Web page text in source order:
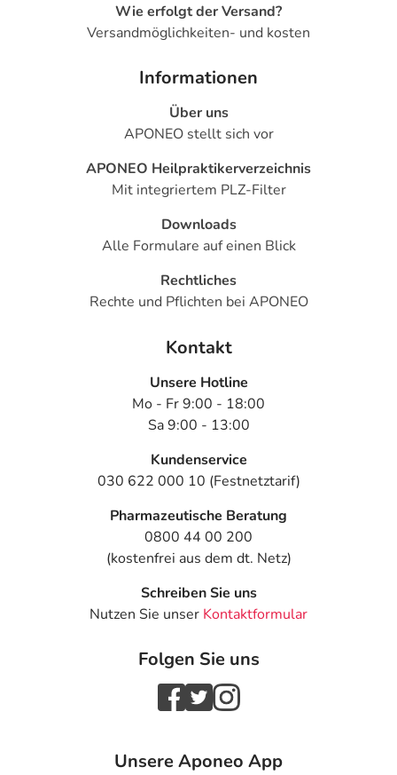
Wie erfolgt der Versand?
Versandmöglichkeiten- und kosten
Informationen
Über uns
APONEO stellt sich vor
APONEO Heilpraktikerverzeichnis
Mit integriertem PLZ-Filter
Downloads
Alle Formulare auf einen Blick
Rechtliches
Rechte und Pflichten bei APONEO
Kontakt
Unsere Hotline
Mo - Fr 9:00 - 18:00
Sa 9:00 - 13:00
Kundenservice
030 622 000 10 (Festnetztarif)
Pharmazeutische Beratung
0800 44 00 200
(kostenfrei aus dem dt. Netz)
Schreiben Sie uns
Nutzen Sie unser Kontaktformular
Folgen Sie uns
Unsere Aponeo App